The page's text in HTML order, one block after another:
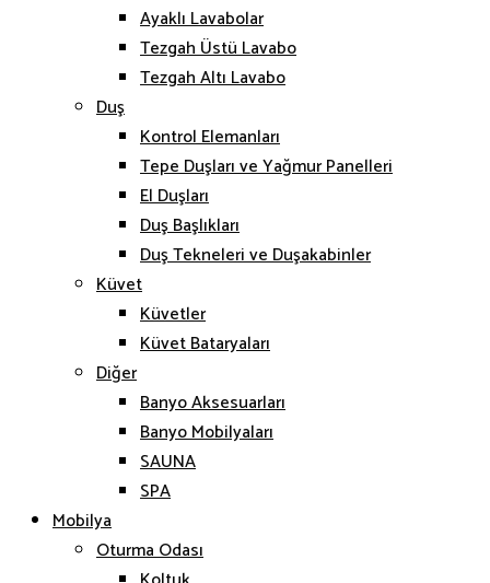
Ayaklı Lavabolar
Tezgah Üstü Lavabo
Tezgah Altı Lavabo
Duş
Kontrol Elemanları
Tepe Duşları ve Yağmur Panelleri
El Duşları
Duş Başlıkları
Duş Tekneleri ve Duşakabinler
Küvet
Küvetler
Küvet Bataryaları
Diğer
Banyo Aksesuarları
Banyo Mobilyaları
SAUNA
SPA
Mobilya
Oturma Odası